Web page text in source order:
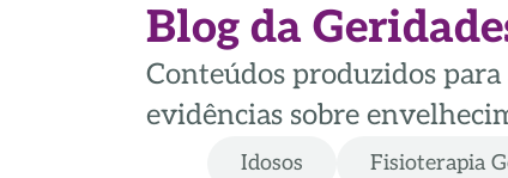
Blog da
Conteúdos produzidos para
evidências sobre
Idosos Fisioterapia